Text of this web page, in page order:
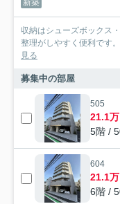
新築
収納はシューズボックス
整理がしやすく便利です
見る
募集中の部屋
505
21.1万
5階 /
604
21.1万
6階 /